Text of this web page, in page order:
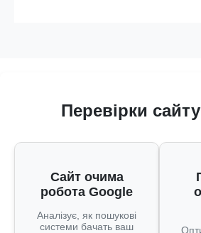
Перевірки
Сайт очима
робота Google
Аналізує, як пошукові
системи бачать ваш